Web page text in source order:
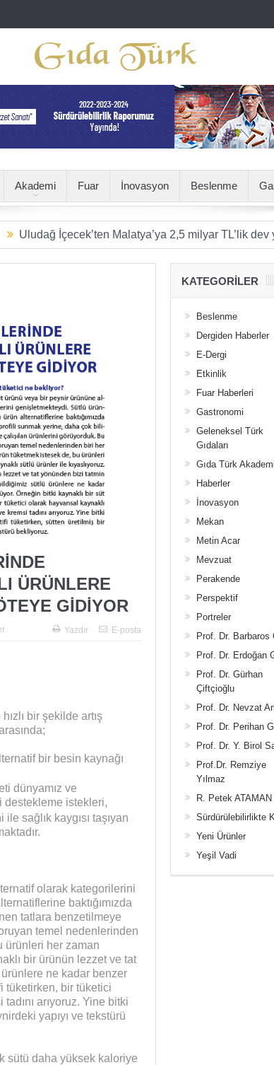
Akademi Fuar İnovasyon Beslenme
Malatya’ya 2,5 milyar TL’lik dev yatırım
ÜRÜNLERE
GİDİYOR
Yazdır E-posta
bir şekilde artış
bir besin kaynağı
dünyamız ve
istekleri,
sağlık kaygısı taşıyan
olarak kategorilerini
baktığımızda
tatlara benzetilmeye
temel nedenlerinden
ürünleri her zaman
bir ürünün lezzet ve tat
ürünlere ne kadar benzer
tüketirken, bir tüketici
arıyoruz. Yine bitki
yapıyı ve tekstürü
sütü daha yüksek kaloriye
KATEGORILER
Beslenme
Dergiden Haberler
E-Dergi
Etkinlik
Fuar Haberleri
Gastronomi
Geleneksel Türk
Gıdaları
Gıda Türk Akademi
Haberler
İnovasyon
Mekan
Metin Acar
Mevzuat
Perakende
Perspektif
Portreler
Prof. Dr. Barbaros
Prof. Dr. Erdoğan
Prof. Dr. Gürhan
Çiftçioğlu
Prof. Dr. Nevzat
Prof. Dr. Perihan
Prof. Dr. Y. Birol
Prof.Dr. Remziye
Yılmaz
R. Petek ATAMAN
Sürdürülebilirlikte
Yeni Ürünler
Yeşil Vadi